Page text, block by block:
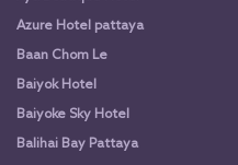
Azure Hotel pattaya
Baan Chom Le
Baiyok Hotel
Baiyoke Sky Hotel
Balihai Bay Pattaya